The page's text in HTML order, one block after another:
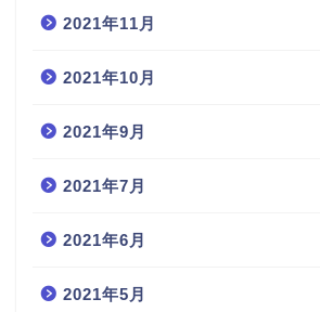
2021年11月
2021年10月
2021年9月
2021年7月
2021年6月
2021年5月